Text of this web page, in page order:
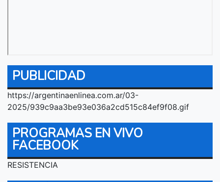
PUBLICIDAD
https://argentinaenlinea.com.ar/03-
2025/939c9aa3be93e036a2cd515c84ef9f08.gif
PROGRAMAS EN VIVO
FACEBOOK
RESISTENCIA